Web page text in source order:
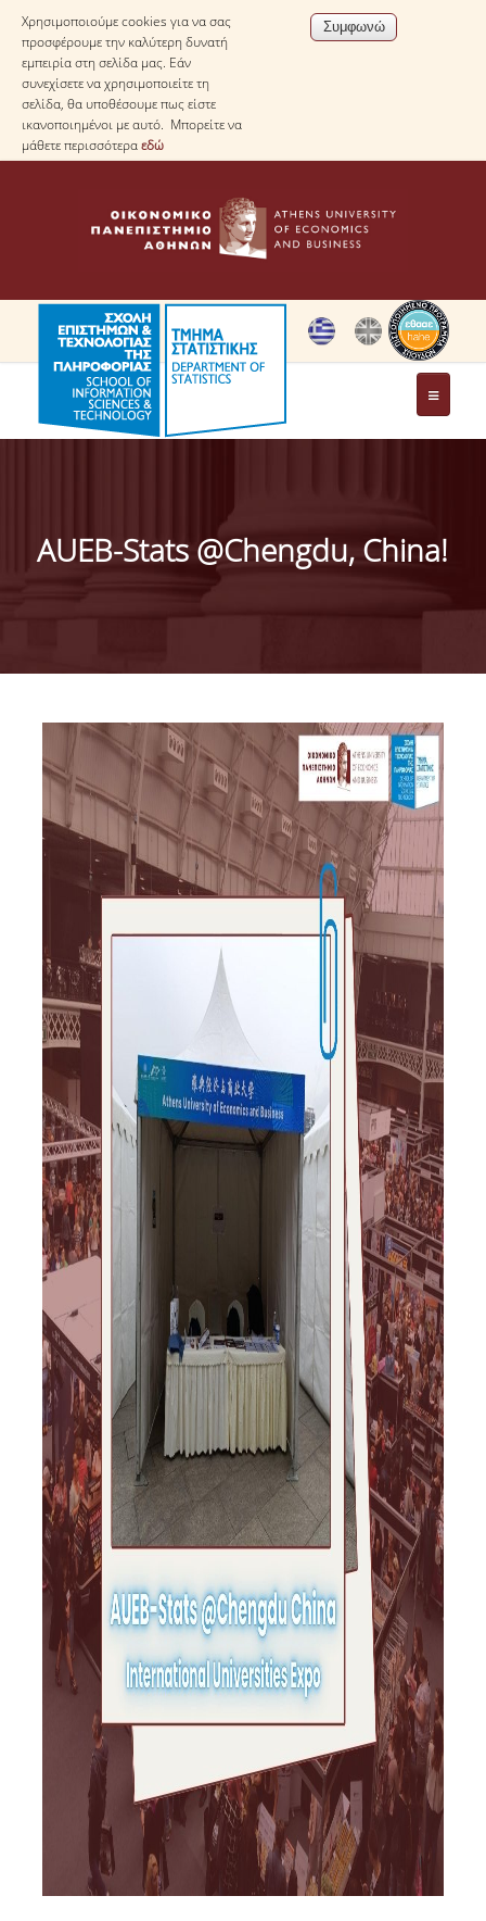
Χρησιμοποιούμε cookies για να σας
προσφέρουμε την καλύτερη δυνατή
εμπειρία στη σελίδα μας. Εάν
συνεχίσετε να χρησιμοποιείτε τη
σελίδα, θα υποθέσουμε πως είστε
ικανοποιημένοι με αυτό. Μπορείτε να
μάθετε περισσότεραεδώ
ΤΟ ΤΜΗΜΑ
ΔΙΟΙΚΗΣΗ ΤΟΥ ΤΜΗΜΑΤΟΣ
QSRANKINGS 2022
ACADEMIC REPUTATION QS2022
ΔΡΑΣΕΙΣ
ΕΡΓΑΣΤΗΡΙΑ
ΕΡΓΑΣΤΗΡΙΟ ΕΦΑΡΜΟΣΜΕΝΗΣ ΣΤΑΤΙΣΤΙΚΗΣ,
ΠΙΘΑΝΟΤΗΤΩΝ ΚΑΙ ΑΝΑΛΥΣΗΣ ΔΕΔΟΜΕΝΩΝ
ΕΡΓΑΣΤΗΡΙΟ ΣΤΑΤΙΣΤΙΚΗΣ ΜΕΘΟΔΟΛΟΓΙΑΣ
ΕΡΓΑΣΤΗΡΙΟ ΥΠΟΛΟΓΙΣΤΙΚΗΣ ΚΑΙ
ΜΠΕΫΖΙΑΝΗΣ ΣΤΑΤΙΣΤΙΚΗΣ
ΕΡΓΑΣΤΗΡΙΟ ΣΤΟΧΑΣΤΙΚΗΣ
ΜΟΝΤΕΛΟΠΟΙΗΣΗΣ ΚΑΙ ΕΦΑΡΜΟΓΩΝ
ΥΠΗΡΕΣΙΑ ΣΥΜΒΟΥΛΟΥ ΨΥΧΙΚΗΣ ΥΓΕΙΑΣ
CALENDARS
CALENDAR ΕΡΓΑΣΤΗΡΙΟΥ ΑΝΤΩΝΙΑΔΟΥ
SOCIAL MEDIA
ΣΧΟΛΗ ΕΠΙΣΤΗΜΩΝ ΚΑΙ ΤΕΧΝΟΛΟΓΙΑΣ ΤΗΣ
ΠΛΗΡΟΦΟΡΙΑΣ
ΑΝΘΡΩΠΙΝΟ ΔΥΝΑΜΙΚΟ
ΜΕΛΗ ΔΕΠ
ΕΡΓΑΣΤΗΡΙΑΚΟ ΔΙΔΑΚΤΙΚΟ ΠΡΟΣΩΠΙΚΟ
ΕΙΔΙΚΟ ΤΕΧΝΙΚΟ ΕΡΓΑΣΤΗΡΙΑΚΟ ΠΡΟΣΩΠΙΚΟ
ΔΙΟΙΚΗΤΙΚΟ ΠΡΟΣΩΠΙΚΟ
ΜΕΤΑΔΙΔΑΚΤΟΡΕΣ
ΕΠΙΤΙΜΟΙ ΔΙΔΑΚΤΟΡΕΣ
ΜΗΤΡΩΑ ΤΜΗΜΑΤΟΣ
ΑΠΟΧΩΡΗΣΑΝΤΕΣ ΚΑΘΗΓΗΤΕΣ
AUEB-Stats @Chengdu, China!